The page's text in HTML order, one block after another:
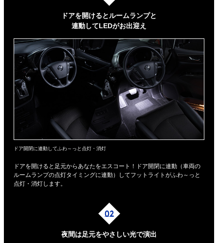
ドアを開けるとルームランプと
連動してLEDがお出迎え
ドア開閉に連動してふわ～っと点灯・消灯
ドアを開けると足元からあなたをエスコート！ドア開閉に連動（車両の
ルームランプの点灯タイミングに連動）してフットライトがふわ～っと
点灯・消灯します。
夜間は足元をやさしい光で演出